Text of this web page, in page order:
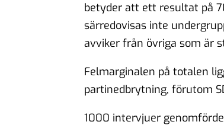
betyder att ett resultat på
särredovisas inte
avviker från övriga som är
Felmarginalen på totalen
partinedbrytning, förutom
1000 intervjuer